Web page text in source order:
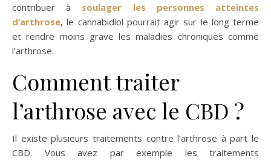
contribuer à soulager les personnes atteintes
d’arthrose, le cannabidiol pourrait agir sur le long terme
et rendre moins grave les maladies chroniques comme
l’arthrose.
Comment traiter
l’arthrose avec le CBD ?
Il existe plusieurs traitements contre l’arthrose à part le
CBD. Vous avez par exemple les traitements